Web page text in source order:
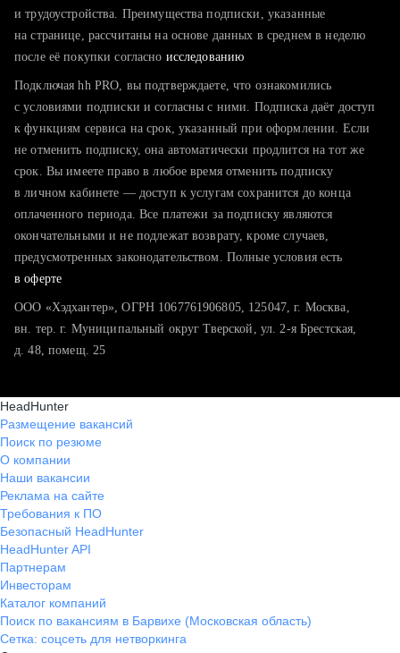
тратите много времени на поиск и вручную поднимаете
хотите сравнить себя с конкурентами и оценить шансы
и трудоустройства. Преимущества подписки, указанные
на странице, рассчитаны на основе данных в среднем в неделю
после её покупки согласно исследованию
Подключая hh PRO, вы подтверждаете, что ознакомились
с условиями подписки и согласны с ними. Подписка даёт доступ
к функциям сервиса на срок, указанный при оформлении. Если
не отменить подписку, она автоматически продлится на тот же
срок. Вы имеете право в любое время отменить подписку
в личном кабинете — доступ к услугам сохранится до конца
оплаченного периода. Все платежи за подписку являются
окончательными и не подлежат возврату, кроме случаев,
предусмотренных законодательством. Полные условия есть
в оферте
ООО «Хэдхантер», ОГРН 1067761906805, 125047, г. Москва,
вн. тер. г. Муниципальный округ Тверской, ул. 2-я Брестская,
д. 48, помещ. 25
HeadHunter
Размещение вакансий
Поиск по резюме
О компании
Наши вакансии
Реклама на сайте
Требования к ПО
Безопасный HeadHunter
HeadHunter API
Партнерам
Инвесторам
Каталог компаний
Поиск по вакансиям в Барвихе (Московская область)
Сетка: соцсеть для нетворкинга